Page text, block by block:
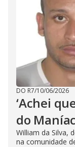
DO R7/10/06/2026
‘Achei
do
William da Silva,
na comunidade